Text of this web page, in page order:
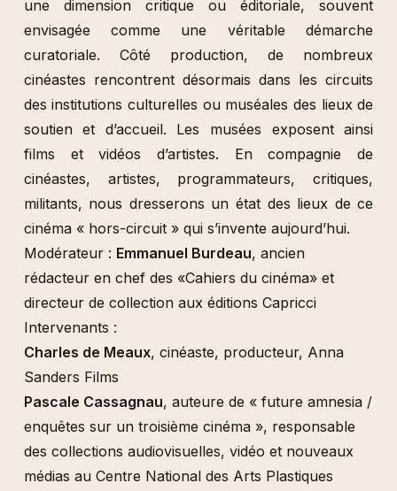
une dimension critique ou éditoriale, souvent
envisagée comme une véritable démarche
curatoriale. Côté production, de nombreux
cinéastes rencontrent désormais dans les circuits
des institutions culturelles ou muséales des lieux de
soutien et d’accueil. Les musées exposent ainsi
films et vidéos d’artistes. En compagnie de
cinéastes, artistes, programmateurs, critiques,
militants, nous dresserons un état des lieux de ce
cinéma « hors-circuit » qui s’invente aujourd’hui.
Modérateur : Emmanuel Burdeau, ancien
rédacteur en chef des «Cahiers du cinéma» et
directeur de collection aux éditions Capricci
Intervenants :
Charles de Meaux, cinéaste, producteur, Anna
Sanders Films
Pascale Cassagnau, auteure de « future amnesia /
enquêtes sur un troisième cinéma », responsable
des collections audiovisuelles, vidéo et nouveaux
médias au Centre National des Arts Plastiques